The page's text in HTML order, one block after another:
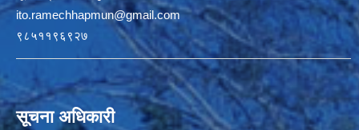
ito.ramechhapmun@gmail.com
९८५११९६९२७
सूचना अधिकारी